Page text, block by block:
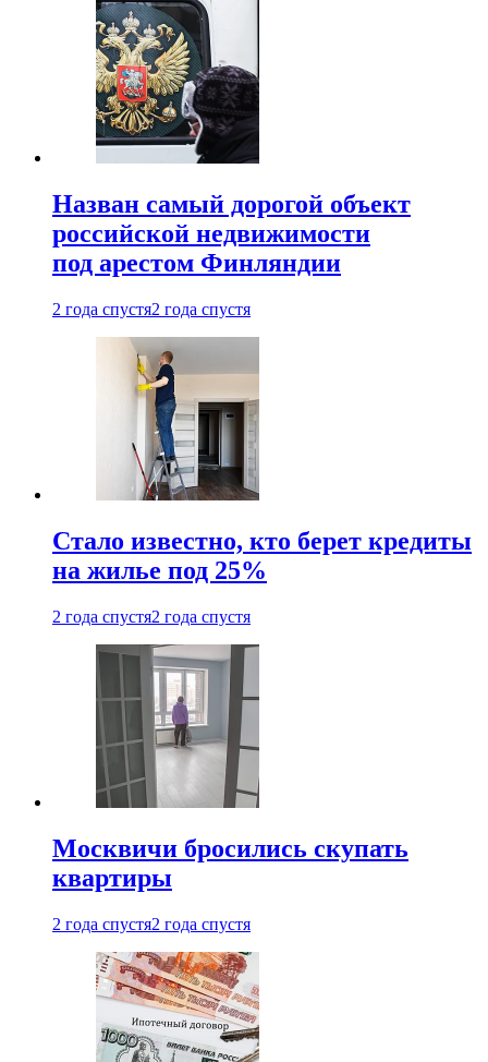
Назван самый дорогой объект
российской недвижимости
под арестом Финляндии
2 года спустя2 года спустя
Стало известно, кто берет кредиты
на жилье под 25%
2 года спустя2 года спустя
Москвичи бросились скупать
квартиры
2 года спустя2 года спустя